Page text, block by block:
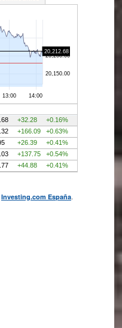
Investing.com España.